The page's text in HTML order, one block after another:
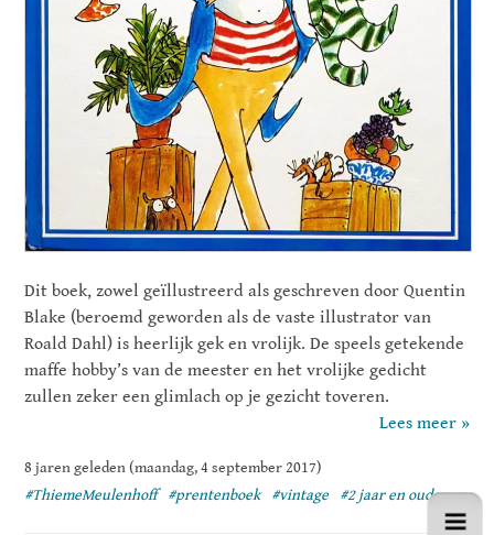
Dit boek, zowel geïllustreerd als geschreven door Quentin
Blake (beroemd geworden als de vaste illustrator van
Roald Dahl) is heerlijk gek en vrolijk. De speels getekende
maffe hobby’s van de meester en het vrolijke gedicht
zullen zeker een glimlach op je gezicht toveren.
Lees meer »
8 jaren geleden (maandag, 4 september 2017)
#ThiemeMeulenhoff
#prentenboek #vintage #2 jaar en ouder